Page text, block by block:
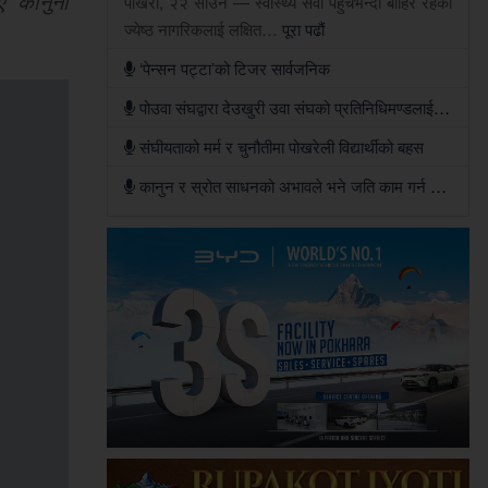
ज्येष्ठ नागरिकलाई लक्षित… पूरा पढौं
‘पेन्सन पट्टा’को टिजर सार्वजनिक
पोउवा संघद्वारा देउखुरी उवा संघको प्रतिनिधिमण्डलाई स्वागतसँगै सहकार्यको सहमति
संघीयताको मर्म र चुनौतीमा पोखरेली विद्यार्थीको बहस
कानुन र स्रोत साधनको अभावले भने जति काम गर्न सकिएन: जिसस प्रमुख पौडेल